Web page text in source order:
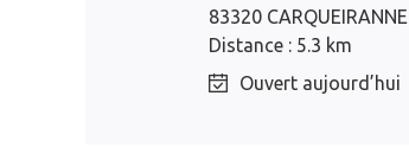
83320 CARQUEIRANNE
Distance : 5.3 km
Ouvert aujourd’hui